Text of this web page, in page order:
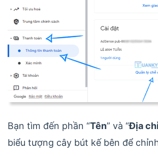
Bạn tìm đến phần “Tên” và “Địa
biểu tượng cây bút kế bên để